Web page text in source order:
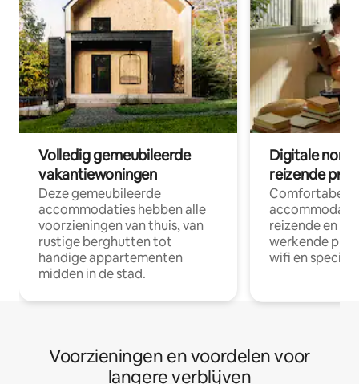
Volledig gemeubileerde
vakantiewoningen
Deze gemeubileerde
accommodaties hebben alle
voorzieningen van thuis, van
rustige berghutten tot
handige appartementen
midden in de stad.
Digitale
reizende
Comfortabele
reizende en
werkende
wifi en
Voorzieningen en voordelen voor
langere verblijven